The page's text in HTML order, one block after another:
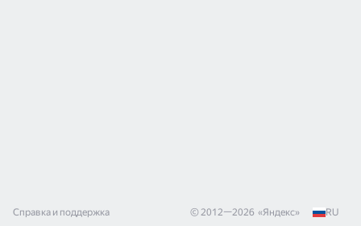
Справка и поддержка © 2012—2026 «Яндекс» RU